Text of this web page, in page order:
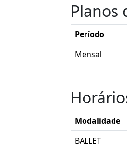
Planos
Período
Mensal
Modalidade
BALLET